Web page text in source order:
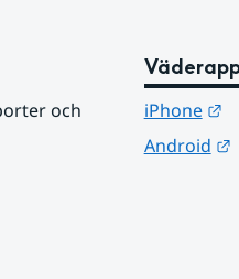
och
iPhone
Android